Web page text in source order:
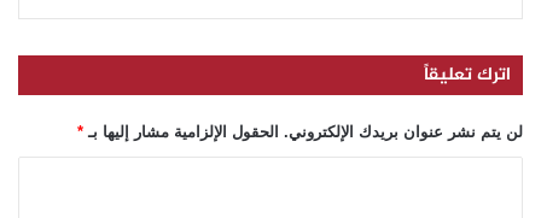
اترك تعليقاً
لن يتم نشر عنوان بريدك الإلكتروني. الحقول الإلزامية مشار إليها بـ *